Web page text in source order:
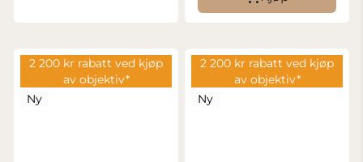
2 200 kr rabatt ved kjøp
av objektiv*
Ny
2 200 kr rabatt ved kjøp
av objektiv*
Ny